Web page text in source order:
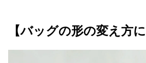
【バッグの形の変え方